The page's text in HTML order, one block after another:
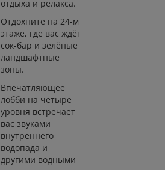
отдыха и релакса.
Отдохните на 24-м
этаже, где вас ждёт
сок-бар и зелёные
ландшафтные
зоны.
Впечатляющее
лобби на четыре
уровня встречает
вас звуками
внутреннего
водопада и
другими водными